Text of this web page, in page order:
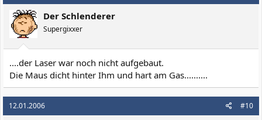
Der Schlenderer
Supergixxer
....der Laser war noch nicht aufgebaut.
Die Maus dicht hinter Ihm und hart am Gas..........
12.01.2006 #10